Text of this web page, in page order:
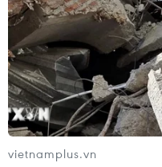
vietnamplus.vn